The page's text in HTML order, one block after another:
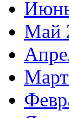
Май